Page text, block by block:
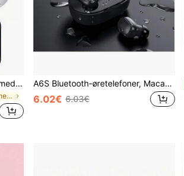
1/2/4 WiFi-sikkerhedskamera med 355° tovejslyd og nattesyn, fjernbetjening, velegnet til indendørs og udendørs brug, visning når som helst via app, god gave til jul, Thanksgiving og andre helligdage
i 1080P Hjemmesikkerhedssystemer
A6S Bluetooth-øretelefoner, Macaron Color 5.3 TWS-øretelefoner, vandtætte, stereo, knapbetjening, mikrofon, trådløse til sport/løb
6.02€ 6.03€